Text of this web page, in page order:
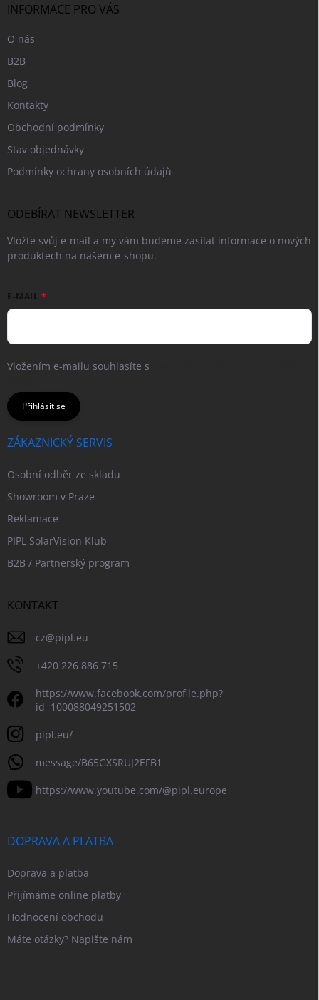
INFORMACE PRO VÁS
O nás
B2B
Blog
Kontakty
Obchodní podmínky
Stav objednávky
Podmínky ochrany osobních údajů
ODEBÍRAT NEWSLETTER
Vložte svůj e-mail a my vám budeme zasílat informace o nových
produktech na našem e-shopu.
E-MAIL
Vložením e-mailu souhlasíte s
Přihlásit se
ZÁKAZNICKÝ SERVIS
Osobní odběr ze skladu
Showroom v Praze
Reklamace
PIPL SolarVision Klub
B2B / Partnerský program
KONTAKT
cz@pipl.eu
+420 226 886 715
https://www.facebook.com/profile.php?
id=100088049251502
pipl.eu/
message/B65GXSRUJ2EFB1
https://www.youtube.com/@pipl.europe
DOPRAVA A PLATBA
Doprava a platba
Přijímáme online platby
Hodnocení obchodu
Máte otázky? Napište nám